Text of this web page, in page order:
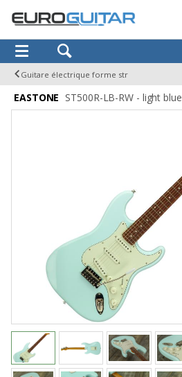
Guitare électrique forme str
EASTONE ST500R-LB-RW - light blue